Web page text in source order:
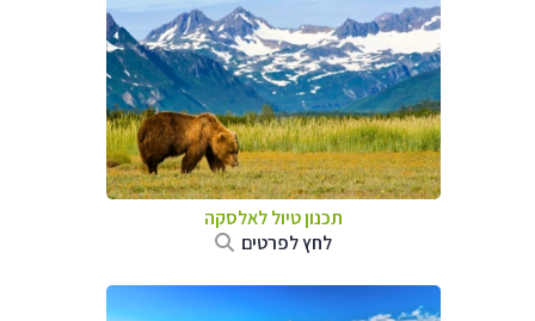
תכנון טיול לאלסקה
לחץ לפרטים